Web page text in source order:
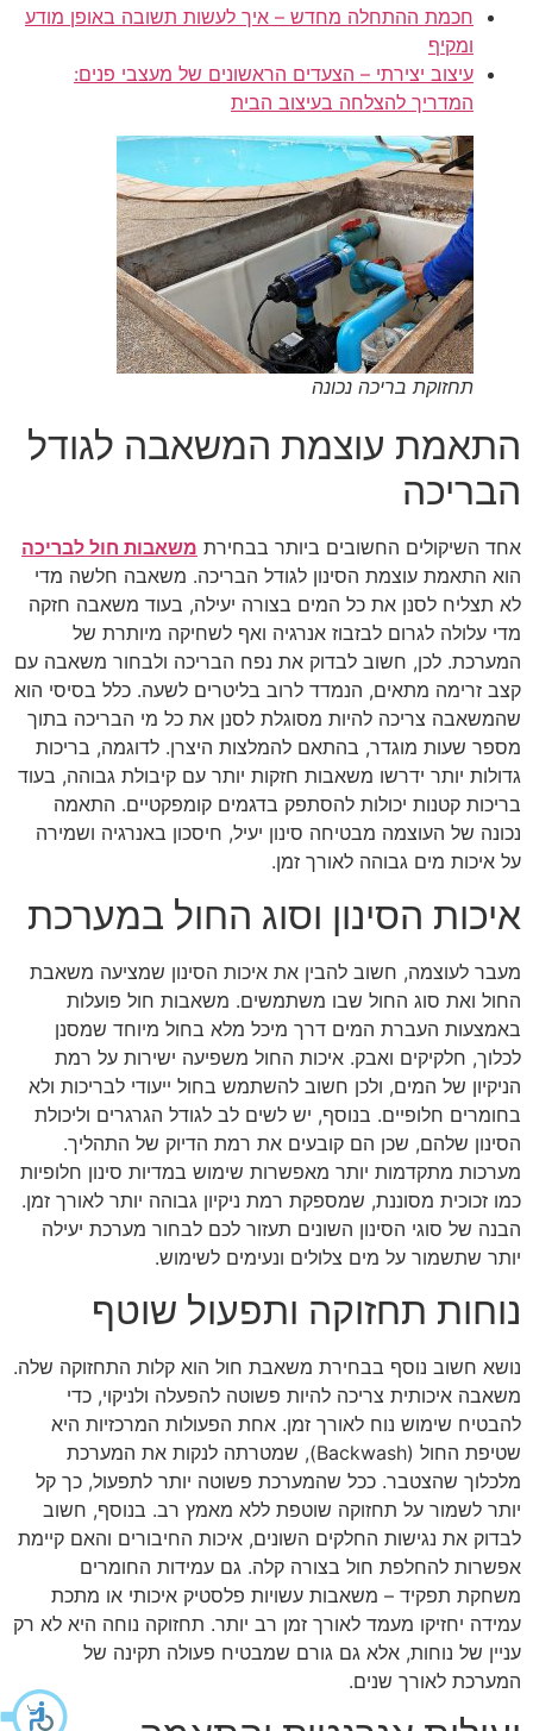
חכמת ההתחלה מחדש – איך לעשות תשובה באופן מודע
ומקיף
עיצוב יצירתי – הצעדים הראשונים של מעצבי פנים:
המדריך להצלחה בעיצוב הבית
תחזוקת בריכה נכונה
התאמת עוצמת המשאבה לגודל
הבריכה
אחד השיקולים החשובים ביותר בבחירת משאבות חול לבריכה
הוא התאמת עוצמת הסינון לגודל הבריכה. משאבה חלשה מדי
לא תצליח לסנן את כל המים בצורה יעילה, בעוד משאבה חזקה
מדי עלולה לגרום לבזבוז אנרגיה ואף לשחיקה מיותרת של
המערכת. לכן, חשוב לבדוק את נפח הבריכה ולבחור משאבה עם
קצב זרימה מתאים, הנמדד לרוב בליטרים לשעה. כלל בסיסי הוא
שהמשאבה צריכה להיות מסוגלת לסנן את כל מי הבריכה בתוך
מספר שעות מוגדר, בהתאם להמלצות היצרן. לדוגמה, בריכות
גדולות יותר ידרשו משאבות חזקות יותר עם קיבולת גבוהה, בעוד
בריכות קטנות יכולות להסתפק בדגמים קומפקטיים. התאמה
נכונה של העוצמה מבטיחה סינון יעיל, חיסכון באנרגיה ושמירה
על איכות מים גבוהה לאורך זמן.
איכות הסינון וסוג החול במערכת
מעבר לעוצמה, חשוב להבין את איכות הסינון שמציעה משאבת
החול ואת סוג החול שבו משתמשים. משאבות חול פועלות
באמצעות העברת המים דרך מיכל מלא בחול מיוחד שמסנן
לכלוך, חלקיקים ואבק. איכות החול משפיעה ישירות על רמת
הניקיון של המים, ולכן חשוב להשתמש בחול ייעודי לבריכות ולא
בחומרים חלופיים. בנוסף, יש לשים לב לגודל הגרגרים וליכולת
הסינון שלהם, שכן הם קובעים את רמת הדיוק של התהליך.
מערכות מתקדמות יותר מאפשרות שימוש במדיות סינון חלופיות
כמו זכוכית מסוננת, שמספקת רמת ניקיון גבוהה יותר לאורך זמן.
הבנה של סוגי הסינון השונים תעזור לכם לבחור מערכת יעילה
יותר שתשמור על מים צלולים ונעימים לשימוש.
נוחות תחזוקה ותפעול שוטף
נושא חשוב נוסף בבחירת משאבת חול הוא קלות התחזוקה שלה.
משאבה איכותית צריכה להיות פשוטה להפעלה ולניקוי, כדי
להבטיח שימוש נוח לאורך זמן. אחת הפעולות המרכזיות היא
שטיפת החול (Backwash), שמטרתה לנקות את המערכת
מלכלוך שהצטבר. ככל שהמערכת פשוטה יותר לתפעול, כך קל
יותר לשמור על תחזוקה שוטפת ללא מאמץ רב. בנוסף, חשוב
לבדוק את נגישות החלקים השונים, איכות החיבורים והאם קיימת
אפשרות להחלפת חול בצורה קלה. גם עמידות החומרים
משחקת תפקיד – משאבות עשויות פלסטיק איכותי או מתכת
עמידה יחזיקו מעמד לאורך זמן רב יותר. תחזוקה נוחה היא לא רק
עניין של נוחות, אלא גם גורם שמבטיח פעולה תקינה של
המערכת לאורך שנים.